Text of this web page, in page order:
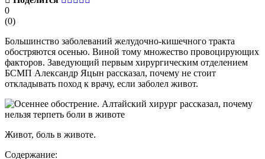
0
(0)
Большинство заболеваний желудочно-кишечного тракта
обостряются осенью. Виной тому множество провоцирующих
факторов. Заведующий первым хирургическим отделением
БСМП Александр Яцын рассказал, почему не стоит
откладывать поход к врачу, если заболел живот.
Живот, боль в животе.
Содержание: